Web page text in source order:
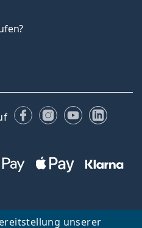
unserer
FacebookInstagram
YouTube